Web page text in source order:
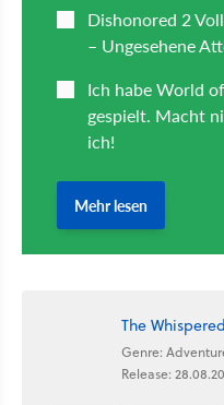
The
Genre:
Release: